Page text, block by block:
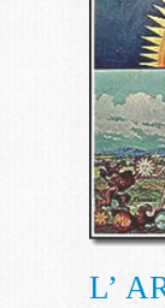
L’